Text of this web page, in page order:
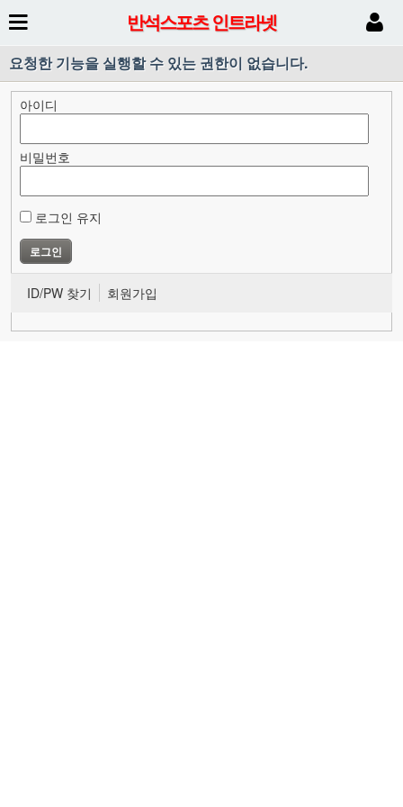
반석스포츠 인트라넷
요청한 기능을 실행할 수 있는 권한이 없습니다.
아이디
비밀번호
로그인 유지
ID/PW 찾기 회원가입